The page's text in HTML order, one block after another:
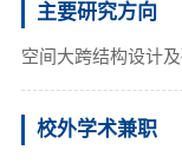
主要研究方向
空间大跨结构设计
校外学术兼职